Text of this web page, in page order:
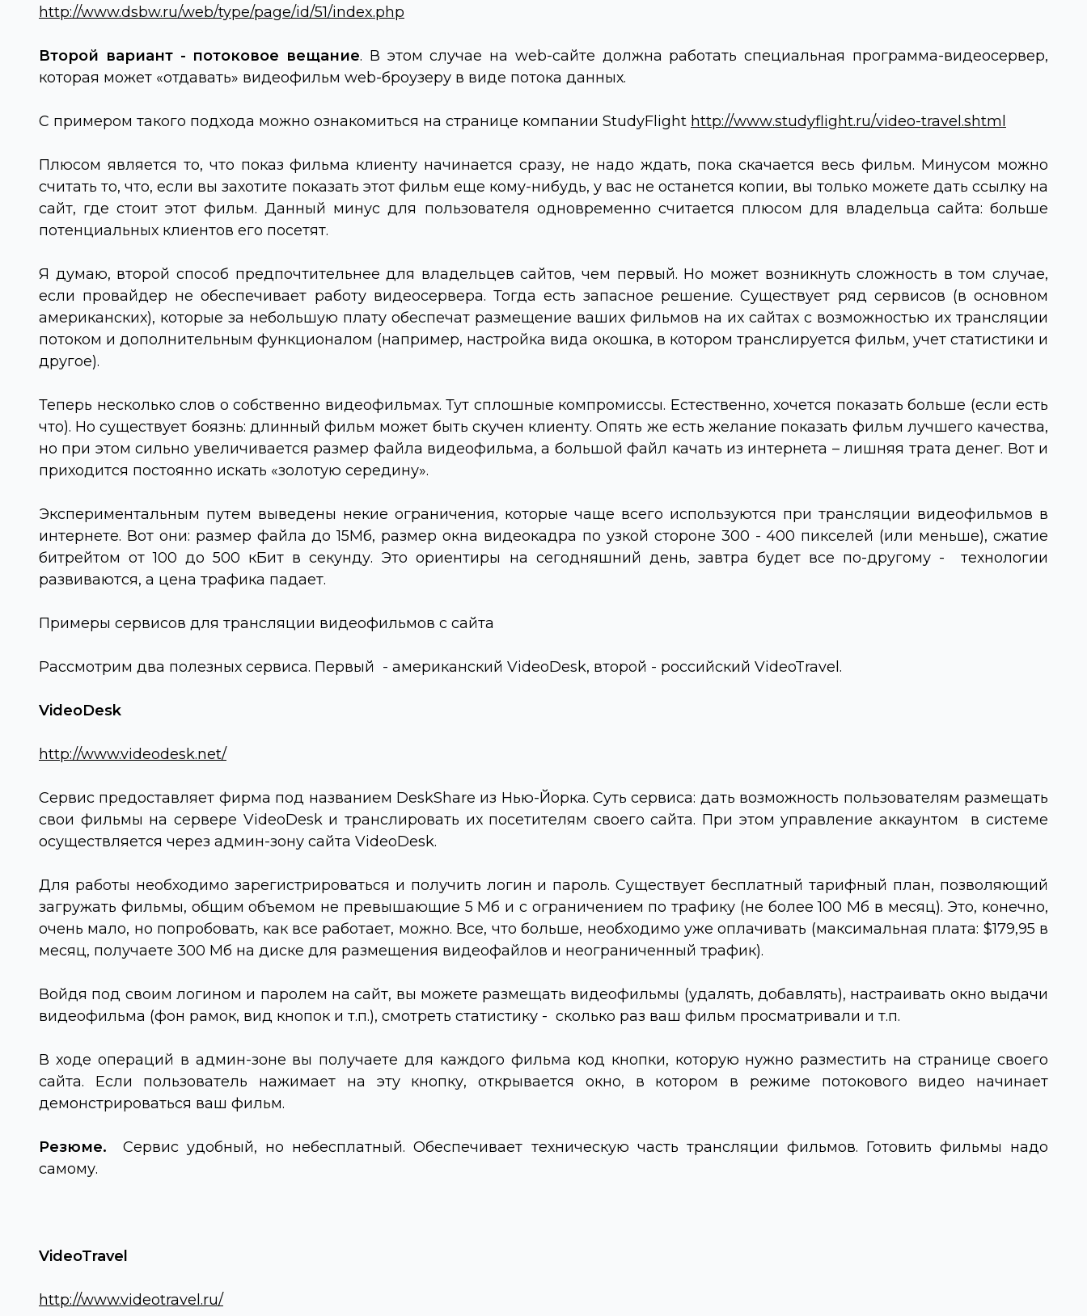
http://www.dsbw.ru/web/type/page/id/51/index.php
Второй вариант - потоковое вещание. В этом случае на web-сайте должна работать специальная программа-видеосервер,
которая может «отдавать» видеофильм web-броузеру в виде потока данных.
C примером такого подхода можно ознакомиться на странице компании StudyFlight http://www.studyflight.ru/video-travel .shtml
Плюсом является то, что показ фильма клиенту начинается сразу, не надо ждать, пока скачается весь фильм. Минусом можно
считать то, что, если вы захотите показать этот фильм еще кому-нибудь, у вас не останется копии, вы только можете дать ссылку на
сайт, где стоит этот фильм. Данный минус для пользователя одновременно считается плюсом для владельца сайта: больше
потенциальных клиентов его посетят.
Я думаю, второй способ предпочтительнее для владельцев сайтов, чем первый. Но может возникнуть сложность в том случае,
если провайдер не обеспечивает работу видеосервера. Тогда есть запасное решение. Существует ряд сервисов (в основном
американских), которые за небольшую плату обеспечат размещение ваших фильмов на их сайтах с возможностью их трансляции
потоком и дополнительным функционалом (например, настройка вида окошка, в котором транслируется фильм, учет статистики и
другое).
Теперь несколько слов о собственно видеофильмах. Тут сплошные компромиссы. Естественно, хочется показать больше (если есть
что). Но существует боязнь: длинный фильм может быть скучен клиенту. Опять же есть желание показать фильм лучшего качества,
но при этом сильно увеличивается размер файла видеофильма, а большой файл качать из интернета – лишняя трата денег. Вот и
приходится постоянно искать «золотую середину».
Экспериментальным путем выведены некие ограничения, которые чаще всего используются при трансляции видеофильмов в
интернете. Вот они: размер файла до 15Мб, размер окна видеокадра по узкой стороне 300 - 400 пикселей (или меньше), сжатие
битрейтом от 100 до 500 кБит в секунду. Это ориентиры на сегодняшний день, завтра будет все по-другому - технологии
развиваются, а цена трафика падает.
Примеры сервисов для трансляции видеофильмов с сайта
Рассмотрим два полезных сервиса. Первый - американский VideoDesk, второй - российский VideoTravel .
VideoDesk
http://www.videodesk.net/
Сервис предоставляет фирма под названием DeskShare из Нью-Йорка. Суть сервиса: дать возможность пользователям размещать
свои фильмы на сервере VideoDeskи транслировать их посетителям своего сайта. При этом управление аккаунтом в системе
осуществляется через админ-зону сайта VideoDesk.
Для работы необходимо зарегистрироваться и получить логин и пароль. Существует бесплатный тарифный план, позволяющий
загружать фильмы, общим объемом не превышающие 5 Мб и с ограничением по трафику (не более 100 Мб в месяц). Это, конечно,
очень мало, но попробовать, как все работает, можно. Все, что больше, необходимо уже оплачивать (максимальная плата: $179,95 в
месяц, получаете 300 Мб на диске для размещения видеофайлов и неограниченный трафик).
Войдя под своим логином и паролем на сайт, вы можете размещать видеофильмы (удалять, добавлять), настраивать окно выдачи
видеофильма (фон рамок, вид кнопок и т.п.), смотреть статистику - сколько раз ваш фильм просматривали и т.п.
В ходе операций в админ-зоне вы получаете для каждого фильма код кнопки, которую нужно разместить на странице своего
сайта. Если пользователь нажимает на эту кнопку, открывается окно, в котором в режиме потокового видео начинает
демонстрироваться ваш фильм.
Резюме. Сервис удобный, но небесплатный. Обеспечивает техническую часть трансляции фильмов. Готовить фильмы надо
самому.
VideoTravel
http://www.videotravel .ru/